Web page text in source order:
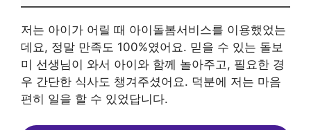
저는 아이가 어릴 때 아이돌봄서비스를 이용했었는
데요, 정말 만족도 100%였어요. 믿을 수 있는 돌보
미 선생님이 와서 아이와 함께 놀아주고, 필요한 경
우 간단한 식사도 챙겨주셨어요. 덕분에 저는 마음
편히 일을 할 수 있었답니다.